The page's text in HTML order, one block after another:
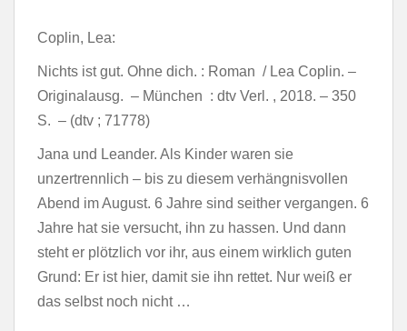
Coplin, Lea:
Nichts ist gut. Ohne dich. : Roman / Lea Coplin. –
Originalausg. – München : dtv Verl. , 2018. – 350
S. – (dtv ; 71778)
Jana und Leander. Als Kinder waren sie
unzertrennlich – bis zu diesem verhängnisvollen
Abend im August. 6 Jahre sind seither vergangen. 6
Jahre hat sie versucht, ihn zu hassen. Und dann
steht er plötzlich vor ihr, aus einem wirklich guten
Grund: Er ist hier, damit sie ihn rettet. Nur weiß er
das selbst noch nicht …